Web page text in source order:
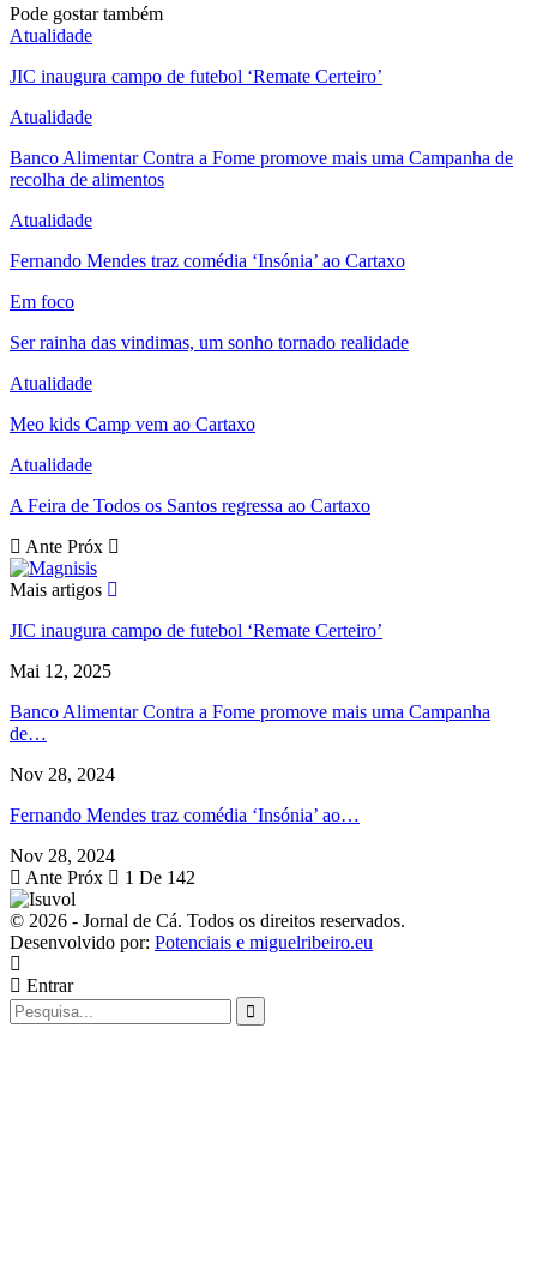
Pode gostar também
Atualidade
JIC inaugura campo de futebol ‘Remate Certeiro’
Atualidade
Banco Alimentar Contra a Fome promove mais uma Campanha de
recolha de alimentos
Atualidade
Fernando Mendes traz comédia ‘Insónia’ ao Cartaxo
Em foco
Ser rainha das vindimas, um sonho tornado realidade
Atualidade
Meo kids Camp vem ao Cartaxo
Atualidade
A Feira de Todos os Santos regressa ao Cartaxo
Ante Próx
Mais artigos
JIC inaugura campo de futebol ‘Remate Certeiro’
Mai 12, 2025
Banco Alimentar Contra a Fome promove mais uma Campanha
de…
Nov 28, 2024
Fernando Mendes traz comédia ‘Insónia’ ao…
Nov 28, 2024
Ante Próx 1 De 142
© 2026 - Jornal de Cá. Todos os direitos reservados.
Desenvolvido por: Potenciais e miguelribeiro.eu
Entrar